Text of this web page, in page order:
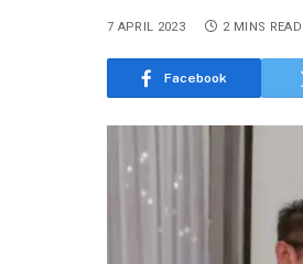
7 APRIL 2023 2 MINS READ
Facebook